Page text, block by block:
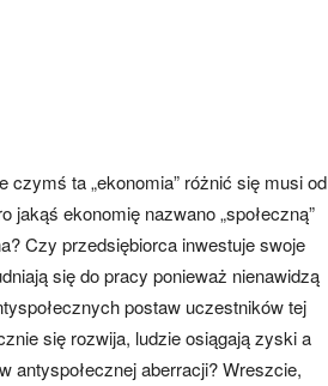
czymś ta „ekonomia” różnić się musi od
ekonomię nazwano „społeczną”
Czy przedsiębiorca inwestuje swoje
się do pracy ponieważ nienawidzą
postaw uczestników tej
się rozwija, ludzie osiągają zyski a
antyspołecznej aberracji? Wreszcie,